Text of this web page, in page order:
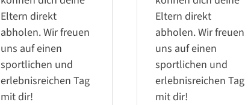
Eltern direkt
abholen. Wir freuen
uns auf einen
sportlichen und
erlebnisreichen Tag
mit dir!
Eltern direkt
abholen. Wir freuen
uns auf einen
sportlichen und
erlebnisreichen Tag
mit dir!